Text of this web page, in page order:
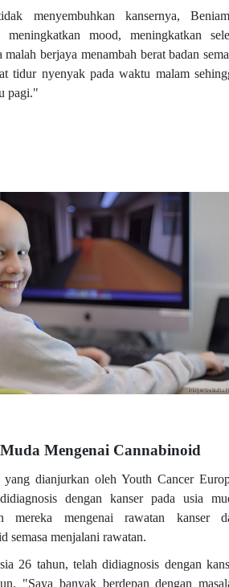
menyembuhkan kansernya,
mood, meningkatkan
berjaya menambah berat badan
tidur nyenyak pada waktu malam
pagi."
Mengenai Cannabinoid
dianjurkan oleh Youth Cancer
dengan kanser pada usia
mereka mengenai rawatan kanser
semasa menjalani rawatan.
26 tahun, telah didiagnosis dengan
"Saya banyak berdepan dengan